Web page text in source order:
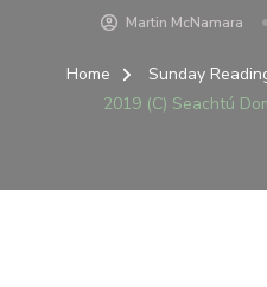
Martin McNamara
Home Sunday
2019 (C) Seachtú